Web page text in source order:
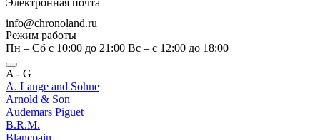
info@chronoland.ru
Режим работы
Пн – Сб с 10:00 до 21:00 Вс – c 12:00 до 18:00
A - G
A. Lange and Sohne
Arnold & Son
Audemars Piguet
B.R.M.
Blancpain